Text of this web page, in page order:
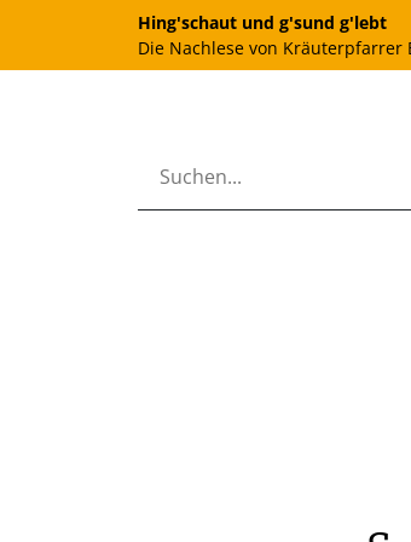
Hing'schaut und g'sund g'lebt
Die Nachlese von Kräuterpfarrer